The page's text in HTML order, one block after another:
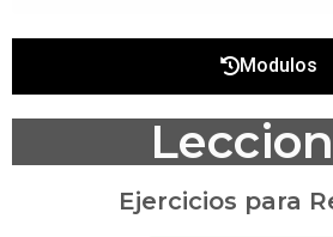
Modulos
Ejercicios para